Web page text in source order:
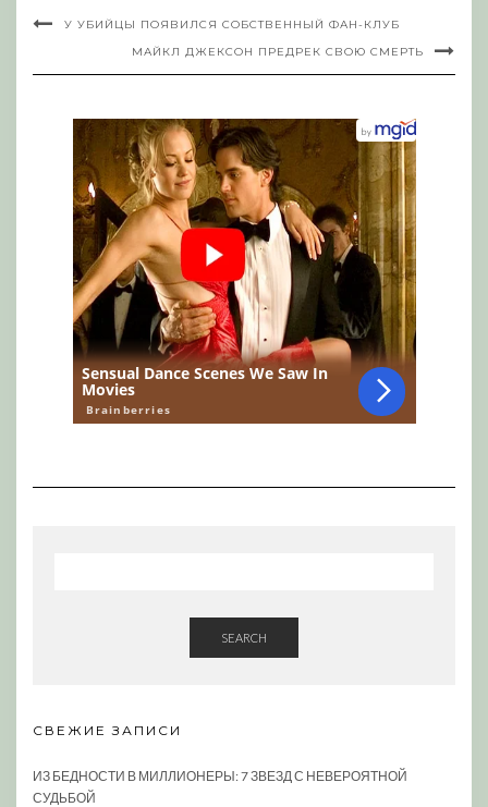
У УБИЙЦЫ ПОЯВИЛСЯ СОБСТВЕННЫЙ ФАН-КЛУБ
МАЙКЛ ДЖЕКСОН ПРЕДРЕК СВОЮ СМЕРТЬ
SEARCH
СВЕЖИЕ ЗАПИСИ
ИЗ БЕДНОСТИ В МИЛЛИОНЕРЫ: 7 ЗВЕЗД С НЕВЕРОЯТНОЙ
СУДЬБОЙ